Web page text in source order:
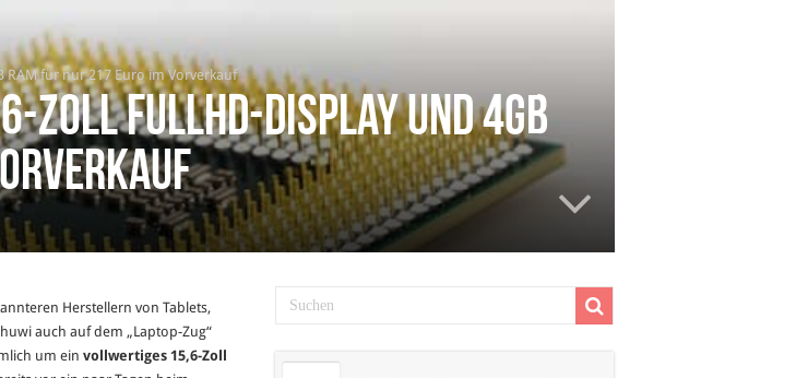
RAM für nur 217 Euro im Vorverkauf
Zoll FullHD-Display und 4GB
Herstellern von Tablets,
auch auf dem „Laptop-Zug“
um ein vollwertiges 15,6-Zoll